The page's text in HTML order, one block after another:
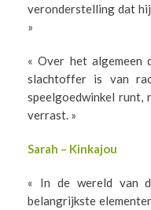
veronderstelling dat
»
« Over het algemeen
slachtoffer is van
speelgoedwinkel runt,
verrast. »
Sarah – Kinkajou
« In de wereld van
belangrijkste